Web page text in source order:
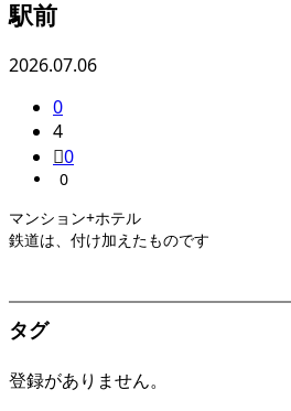
駅前
2026.07.06
0
4
0
0
マンション+ホテル
鉄道は、付け加えたものです
タグ
登録がありません。